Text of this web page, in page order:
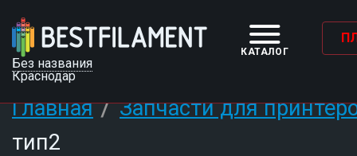
КАТАЛОГ
Без названия
Краснодар
Главная/Запчасти для
тип2